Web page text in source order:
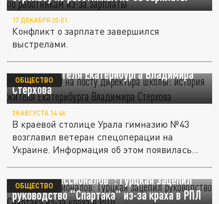
17 ДЕКАБРЯ 20:01
Конфликт о зарплате завершился
выстрелами.
Ветеран СВО на посту директора школы:
история жителя Екатерибурга Владимира
Стерхова
ОБЩЕСТВО
28 АВГУСТА 14:46
В краевой столице Урала гимназию №43
возглавил ветеран спецоперации на
Украине. Информация об этом появилась...
"Нет профессионалов": Гурцкая зацепил
руководство "Спартака" из-за краха в РПЛ
ОБЩЕСТВО